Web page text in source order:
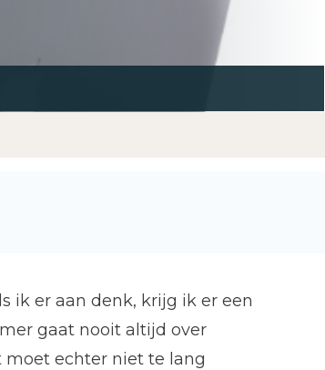
ik er aan denk, krijg ik er een
gaat nooit altijd over
moet echter niet te lang